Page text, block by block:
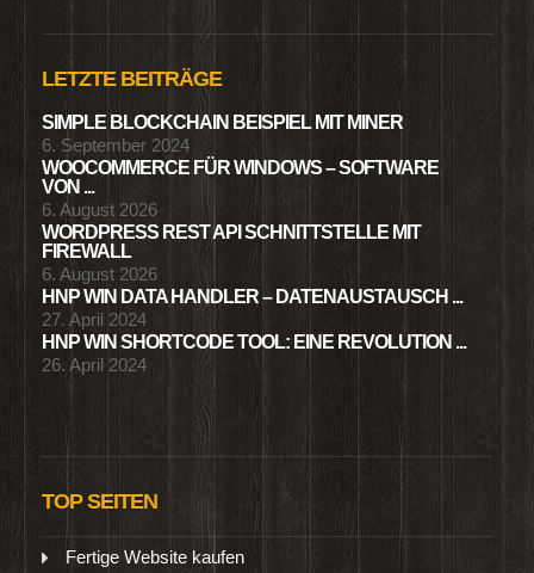
LETZTE BEITRÄGE
SIMPLE BLOCKCHAIN BEISPIEL MIT MINER
6. September 2024
WOOCOMMERCE FÜR WINDOWS – SOFTWARE
VON ...
6. August 2026
WORDPRESS REST API SCHNITTSTELLE MIT
FIREWALL
6. August 2026
HNP WIN DATA HANDLER – DATENAUSTAUSCH ...
27. April 2024
HNP WIN SHORTCODE TOOL: EINE REVOLUTION ...
26. April 2024
TOP SEITEN
Fertige Website kaufen